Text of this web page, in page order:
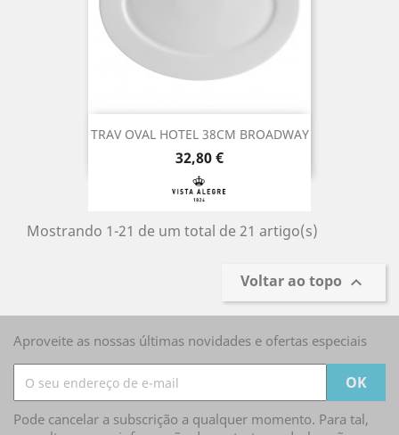
TRAV OVAL HOTEL 38CM BROADWAY
Preço
32,80 €
Mostrando 1-21 de um total de 21 artigo(s)
Voltar ao topo 
Aproveite as nossas últimas novidades e ofertas especiais
Pode cancelar a subscrição a qualquer momento. Para tal,